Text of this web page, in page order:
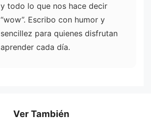
y todo lo que nos hace decir
“wow”. Escribo con humor y
sencillez para quienes disfrutan
aprender cada día.
Ver También